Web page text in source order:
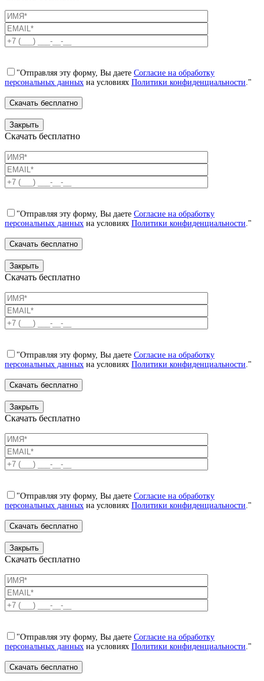
"Отправляя эту форму, Вы даете Согласие на обработку
персональных данных на условиях Политики конфиденциальности ."
Закрыть
Скачать бесплатно
"Отправляя эту форму, Вы даете Согласие на обработку
персональных данных на условиях Политики конфиденциальности ."
Закрыть
Скачать бесплатно
"Отправляя эту форму, Вы даете Согласие на обработку
персональных данных на условиях Политики конфиденциальности ."
Закрыть
Скачать бесплатно
"Отправляя эту форму, Вы даете Согласие на обработку
персональных данных на условиях Политики конфиденциальности ."
Закрыть
Скачать бесплатно
"Отправляя эту форму, Вы даете Согласие на обработку
персональных данных на условиях Политики конфиденциальности ."